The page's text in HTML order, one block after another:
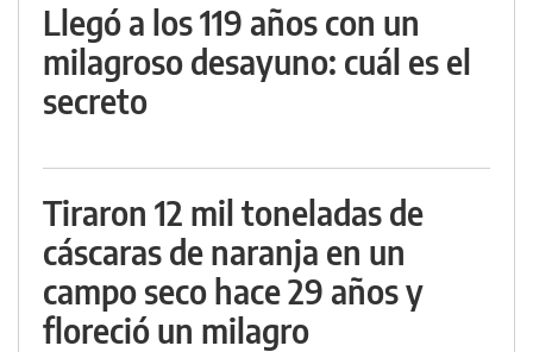
Llegó a los 119 años con un
milagroso desayuno: cuál es el
secreto
Tiraron 12 mil toneladas de
cáscaras de naranja en un
campo seco hace 29 años y
floreció un milagro